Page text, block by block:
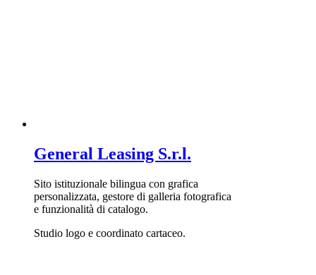
General Leasing S.r.l.
Sito istituzionale bilingua con grafica
personalizzata, gestore di galleria fotografica
e funzionalità di catalogo.
Studio logo e coordinato cartaceo.